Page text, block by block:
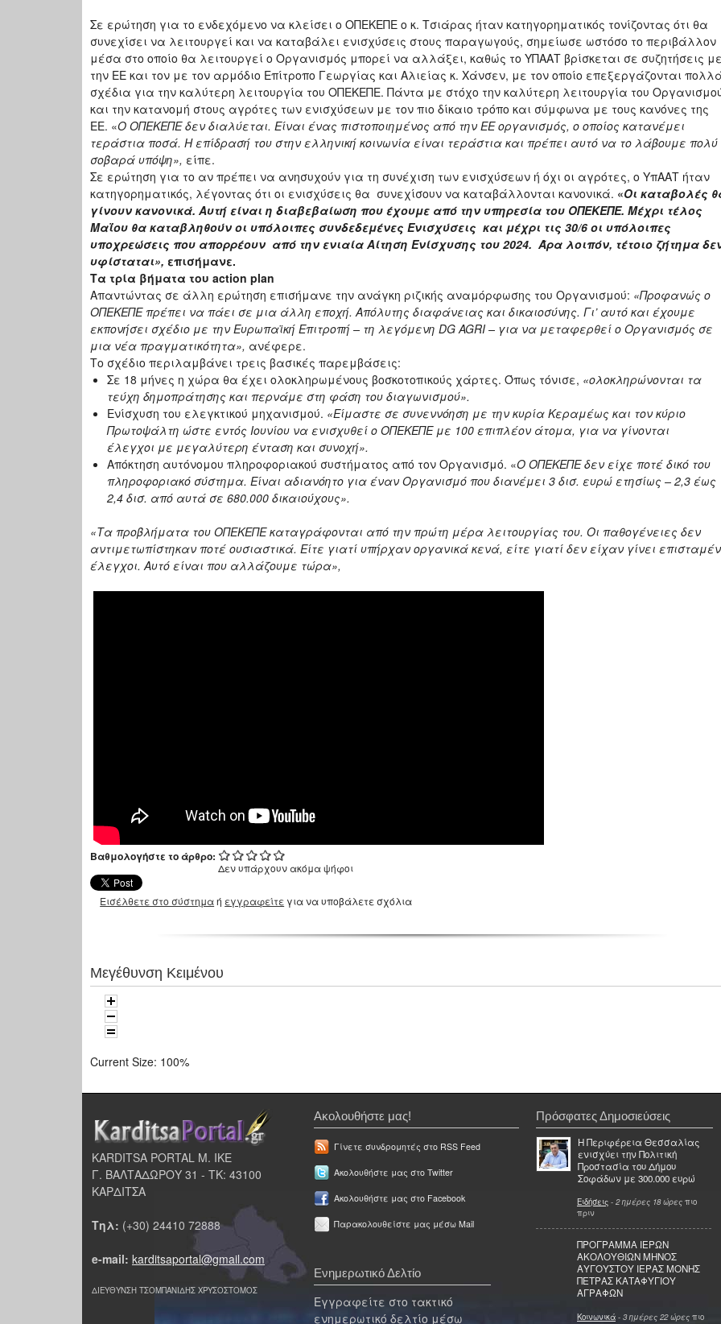
Σε ερώτηση για το ενδεχόμενο να κλείσει ο ΟΠΕΚΕΠΕ ο κ. Τσιάρας ήταν κατηγορηματικός τονίζοντας ότι θα
συνεχίσει να λειτουργεί και να καταβάλει ενισχύσεις στους παραγωγούς, σημείωσε ωστόσο το περιβάλλον
μέσα στο οποίο θα λειτουργεί ο Οργανισμός μπορεί να αλλάξει, καθώς το ΥΠΑΑΤ βρίσκεται σε συζητήσεις
την ΕΕ και τον με τον αρμόδιο Επίτροπο Γεωργίας και Αλιείας κ. Χάνσεν, με τον οποίο επεξεργάζονται
σχέδια για την καλύτερη λειτουργία του ΟΠΕΚΕΠΕ. Πάντα με στόχο την καλύτερη λειτουργία του
και την κατανομή στους αγρότες των ενισχύσεων με τον πιο δίκαιο τρόπο και σύμφωνα με τους κανόνες της
ΕΕ. «Ο ΟΠΕΚΕΠΕ δεν διαλύεται. Είναι ένας πιστοποιημένος από την ΕΕ οργανισμός, ο οποίος κατανέμει
τεράστια ποσά. Η επίδρασή του στην ελληνική κοινωνία είναι τεράστια και πρέπει αυτό να το λάβουμε πολύ
σοβαρά υπόψη», είπε.
Σε ερώτηση για το αν πρέπει να ανησυχούν για τη συνέχιση των ενισχύσεων ή όχι οι αγρότες, ο ΥπΑΑΤ ήταν
κατηγορηματικός, λέγοντας ότι οι ενισχύσεις θα συνεχίσουν να καταβάλλονται κανονικά. «Οι καταβολές
γίνουν κανονικά. Αυτή είναι η διαβεβαίωση που έχουμε από την υπηρεσία του ΟΠΕΚΕΠΕ. Μέχρι τέλος
Μαΐου θα καταβληθούν οι υπόλοιπες συνδεδεμένες Ενισχύσεις και μέχρι τις 30/6 οι υπόλοιπες
υποχρεώσεις που απορρέουν από την ενιαία Αίτηση Ενίσχυσης του 2024. Άρα λοιπόν, τέτοιο ζήτημα
υφίσταται», επισήμανε.
Τα τρία βήματα του action plan
Απαντώντας σε άλλη ερώτηση επισήμανε την ανάγκη ριζικής αναμόρφωσης του Οργανισμού: «Προφανώς ο
ΟΠΕΚΕΠΕ πρέπει να πάει σε μια άλλη εποχή. Απόλυτης διαφάνειας και δικαιοσύνης. Γι’ αυτό και έχουμε
εκπονήσει σχέδιο με την Ευρωπαϊκή Επιτροπή – τη λεγόμενη DG AGRI – για να μεταφερθεί ο Οργανισμός σε
μια νέα πραγματικότητα», ανέφερε.
Το σχέδιο περιλαμβάνει τρεις βασικές παρεμβάσεις:
Σε 18 μήνες η χώρα θα έχει ολοκληρωμένους βοσκοτοπικούς χάρτες. Όπως τόνισε, «ολοκληρώνονται τα
τεύχη δημοπράτησης και περνάμε στη φάση του διαγωνισμού».
Ενίσχυση του ελεγκτικού μηχανισμού. «Είμαστε σε συνεννόηση με την κυρία Κεραμέως και τον κύριο
Πρωτοψάλτη ώστε εντός Ιουνίου να ενισχυθεί ο ΟΠΕΚΕΠΕ με 100 επιπλέον άτομα, για να γίνονται
έλεγχοι με μεγαλύτερη ένταση και συνοχή».
Απόκτηση αυτόνομου πληροφοριακού συστήματος από τον Οργανισμό. «Ο ΟΠΕΚΕΠΕ δεν είχε ποτέ δικό του
πληροφοριακό σύστημα. Είναι αδιανόητο για έναν Οργανισμό που διανέμει 3 δισ. ευρώ ετησίως – 2,3 έως
2,4 δισ. από αυτά σε 680.000 δικαιούχους».
«Τα προβλήματα του ΟΠΕΚΕΠΕ καταγράφονται από την πρώτη μέρα λειτουργίας του. Οι παθογένειες δεν
αντιμετωπίστηκαν ποτέ ουσιαστικά. Είτε γιατί υπήρχαν οργανικά κενά, είτε γιατί δεν είχαν γίνει
έλεγχοι. Αυτό είναι που αλλάζουμε τώρα»,
Βαθμολογήστε το άρθρο:
Δεν υπάρχουν ακόμα ψήφοι
Εισέλθετε στο σύστημαή εγγραφείτε για να υποβάλετε σχόλια
Μεγέθυνση Κειμένου
Current Size: 100%
KARDITSA PORTAL Μ. ΙΚΕ
Γ. ΒΑΛΤΑΔΩΡΟΥ 31 - ΤΚ: 43100
ΚΑΡΔΙΤΣΑ
Τηλ: (+30) 24410 72888
e-mail: karditsaportal@gmail.com
ΔΙΕΥΘΥΝΣΗ ΤΣΟΜΠΑΝΙΔΗΣ ΧΡΥΣΟΣΤΟΜΟΣ
Ακολουθήστε μας!
Γίνετε συνδρομητές στο RSS Feed
Ακολουθήστε μας στο Twitter
Ακολουθήστε μας στο Facebook
Παρακολουθείστε μας μέσω Mail
Ενημερωτικό Δελτίο
Εγγραφείτε στο τακτικό
ενημερωτικό δελτίο μέσω
Πρόσφατες Δημοσιεύσεις
Η Περιφέρεια Θεσσαλίας
ενισχύει την Πολιτική
Προστασία του Δήμου
Σοφάδων με 300.000 ευρώ
Ειδήσεις - 2 ημέρες 18 ώρες πιο
πριν
ΠΡΟΓΡΑΜΜΑ ΙΕΡΩΝ
ΑΚΟΛΟΥΘΙΩΝ ΜΗΝΟΣ
ΑΥΓΟΥΣΤΟΥ ΙΕΡΑΣ ΜΟΝΗΣ
ΠΕΤΡΑΣ ΚΑΤΑΦΥΓΙΟΥ
ΑΓΡΑΦΩΝ
Κοινωνικά - 3 ημέρες 22 ώρες πιο